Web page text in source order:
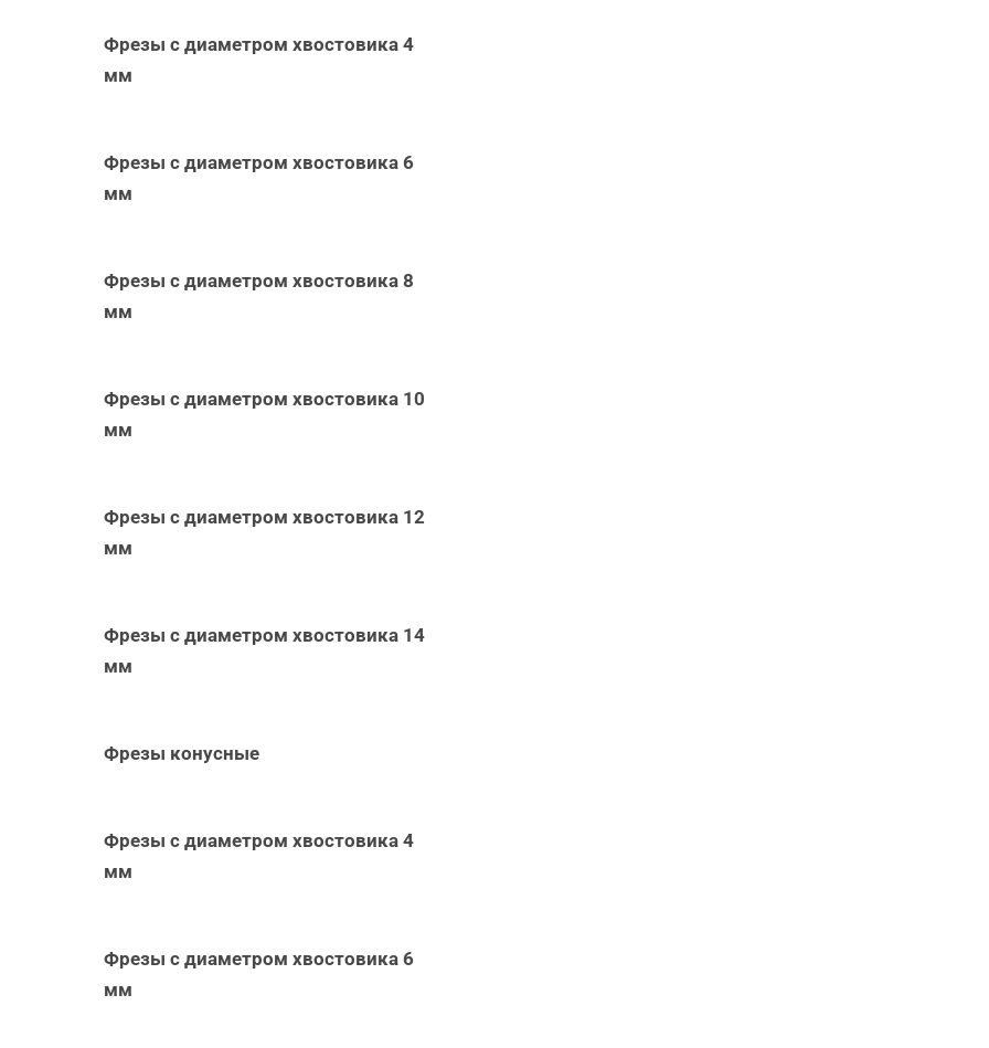
Фрезы с диаметром хвостовика 4
мм
Фрезы с диаметром хвостовика 6
мм
Фрезы с диаметром хвостовика 8
мм
Фрезы с диаметром хвостовика 10
мм
Фрезы с диаметром хвостовика 12
мм
Фрезы с диаметром хвостовика 14
мм
Фрезы конусные
Фрезы с диаметром хвостовика 4
мм
Фрезы с диаметром хвостовика 6
мм